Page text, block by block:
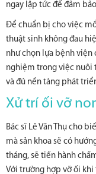
ngay lập tức để đảm
Để chuẩn bị cho việc
thuật sinh không đau
như chọn lựa bệnh viện
nghiệm trong việc nuôi
và đủ nền tảng phát
Xử trí ối vỡ
Bác sĩ Lê Văn Thụ cho
mà sản khoa sẽ có
tháng, sẽ tiến hành
Với trường hợp vỡ ối khi